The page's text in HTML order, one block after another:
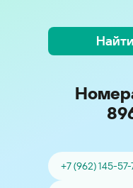
+7 (962) 145-57-